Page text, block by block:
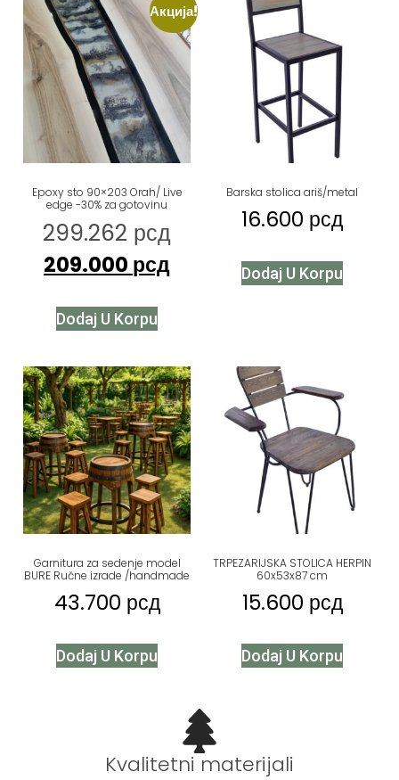
Акција!
Epoxy sto 90×203 Orah/ Live
edge -30% za gotovinu
299.262 рсд
209.000 рсд
Dodaj U Korpu
Barska stolica ariš/metal
16.600 рсд
Dodaj U Korpu
Garnitura za sedenje model
BURE Ručne izrade /handmade
43.700 рсд
Dodaj U Korpu
TRPEZARIJSKA STOLICA HERPIN
60x53x87 cm
15.600 рсд
Dodaj U Korpu
Kvalitetni materijali